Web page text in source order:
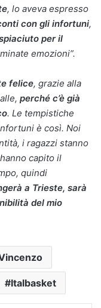
, lo aveva espresso
con gli infortuni,
per il
emozioni”.
felice, grazie alla
perché c’è già
. Le tempistiche
è così. Noi
i ragazzi stanno
capito il
quindi
a Trieste, sarà
del mio
Italbasket